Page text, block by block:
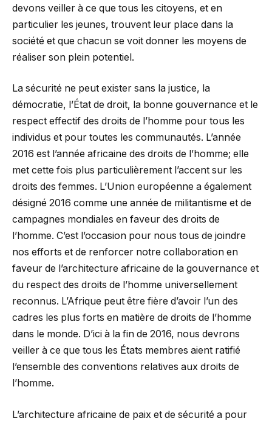
devons veiller à ce que tous les citoyens, et en
particulier les jeunes, trouvent leur place dans la
société et que chacun se voit donner les moyens de
réaliser son plein potentiel.
La sécurité ne peut exister sans la justice, la
démocratie, l’État de droit, la bonne gouvernance et le
respect effectif des droits de l’homme pour tous les
individus et pour toutes les communautés. L’année
2016 est l’année africaine des droits de l’homme; elle
met cette fois plus particulièrement l’accent sur les
droits des femmes. L’Union européenne a également
désigné 2016 comme une année de militantisme et de
campagnes mondiales en faveur des droits de
l’homme. C’est l’occasion pour nous tous de joindre
nos efforts et de renforcer notre collaboration en
faveur de l’architecture africaine de la gouvernance et
du respect des droits de l’homme universellement
reconnus. L’Afrique peut être fière d’avoir l’un des
cadres les plus forts en matière de droits de l’homme
dans le monde. D’ici à la fin de 2016, nous devrons
veiller à ce que tous les États membres aient ratifié
l’ensemble des conventions relatives aux droits de
l’homme.
L’architecture africaine de paix et de sécurité a pour